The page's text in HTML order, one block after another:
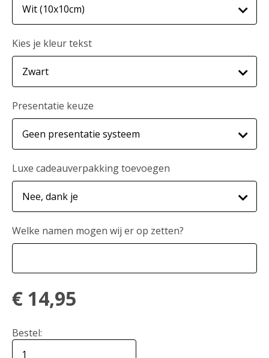
Kies je kleur tekst
Presentatie keuze
Luxe cadeauverpakking toevoegen
Welke namen mogen wij er op zetten?
€ 14,95
Bestel: